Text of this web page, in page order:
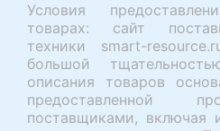
Условия
товарах: сайт
техники smart-
большой
описания товаров
предоставленной
поставщиками, включая